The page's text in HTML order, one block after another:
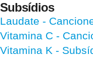
Subsídios
Laudate -
Vitamina C -
Vitamina K -